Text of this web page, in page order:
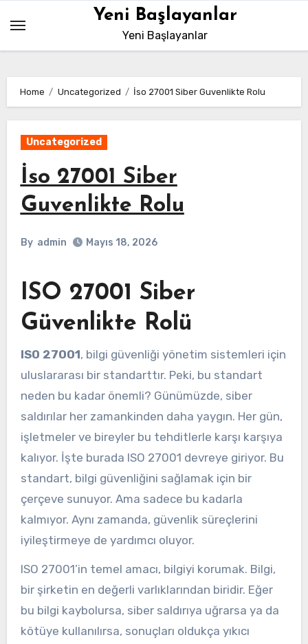
content
Yeni Başlayanlar
Yeni Başlayanlar
Home Uncategorized İso 27001 Siber Guvenlikte Rolu
Uncategorized
İso 27001 Siber
Guvenlikte Rolu
By admin Mayıs 18, 2026
ISO 27001 Siber
Güvenlikte Rolü
ISO 27001, bilgi güvenliği yönetim sistemleri için
uluslararası bir standarttır. Peki, bu standart
neden bu kadar önemli? Günümüzde, siber
saldırılar her zamankinden daha yaygın. Her gün,
işletmeler ve bireyler bu tehditlerle karşı karşıya
kalıyor. İşte burada ISO 27001 devreye giriyor. Bu
standart, bilgi güvenliğini sağlamak için bir
çerçeve sunuyor. Ama sadece bu kadarla
kalmıyor. Aynı zamanda, güvenlik süreçlerini
iyileştirmeye de yardımcı oluyor.
ISO 27001’in temel amacı, bilgiyi korumak. Bilgi,
bir şirketin en değerli varlıklarından biridir. Eğer
bu bilgi kaybolursa, siber saldırıya uğrarsa ya da
kötüye kullanılırsa, sonuçları oldukça yıkıcı